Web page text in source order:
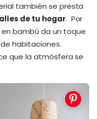
también se presta
de tu hogar. Por
bambú da un toque
habitaciones.
que la atmósfera se